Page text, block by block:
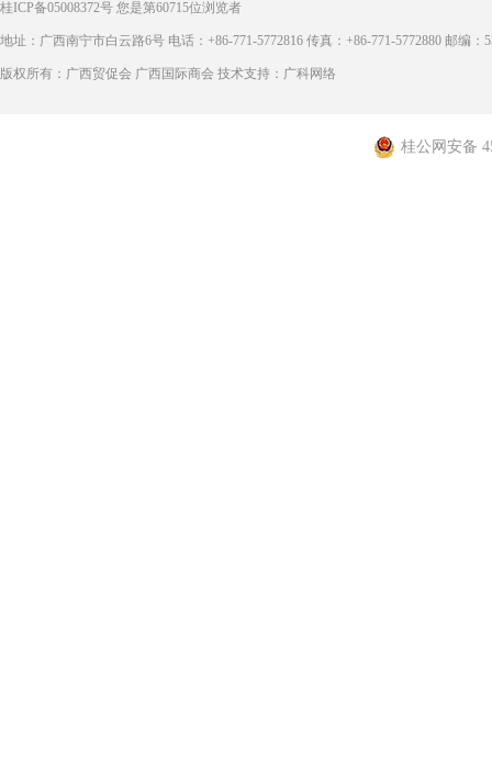
桂ICP备05008372号 您是第60715位浏览者
地址：广西南宁市白云路6号 电话：+86-771-5772816 传真：+86-771-5772880 邮编：
版权所有：广西贸促会 广西国际商会 技术支持：广科网络
桂公网安备